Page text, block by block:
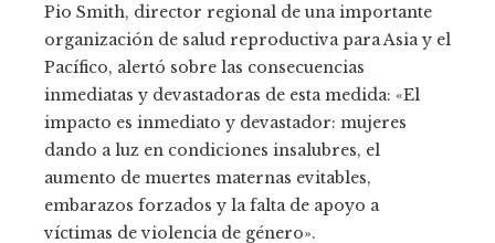
Pio Smith, director regional de una importante
organización de salud reproductiva para Asia y el
Pacífico, alertó sobre las consecuencias
inmediatas y devastadoras de esta medida: «El
impacto es inmediato y devastador: mujeres
dando a luz en condiciones insalubres, el
aumento de muertes maternas evitables,
embarazos forzados y la falta de apoyo a
víctimas de violencia de género».